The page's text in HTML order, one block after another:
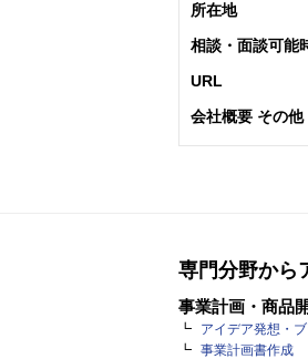
所在地
相談・面談可能
URL
会社概要 その他
専門分野から
事業計画・商品
アイデア発想・
事業計画書作成